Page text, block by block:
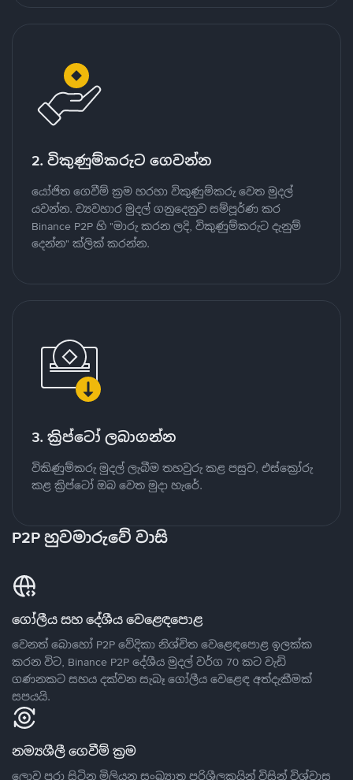
2. විකුණුම්කරුට ගෙවන්න
යෝජිත ගෙවීම් ක්‍රම හරහා විකුණුම්කරු වෙත මුදල්
යවන්න. ව්‍යවහාර මුදල් ගනුදෙනුව සම්පූර්ණ කර
Binance P2P හි "මාරු කරන ලදි, විකුණුම්කරුට දැනුම්
දෙන්න" ක්ලික් කරන්න.
3. ක්‍රිප්ටෝ ලබාගන්න
විකිණුම්කරු මුදල් ලැබීම තහවුරු කළ පසුව, එස්ක්‍රෝරු
කළ ක්‍රිප්ටෝ ඔබ වෙත මුදා හැරේ.
P2P හුවමාරුවේ වාසි
ගෝලීය සහ දේශීය වෙළෙඳපොළ
වෙනත් බොහෝ P2P වේදිකා නිශ්චිත වෙළෙඳපොළ ඉලක්ක
කරන විට, Binance P2P දේශීය මුදල් වර්ග 70 කට වැඩි
ගණනකට සහය දක්වන සැබෑ ගෝලීය වෙළෙඳ අත්දැකීමක්
සපයයි.
නම්‍යශීලී ගෙවීම් ක්‍රම
ලොව පුරා සිටින මිලියන සංඛ්‍යාත පරිශීලකයින් විසින් විශ්වාස